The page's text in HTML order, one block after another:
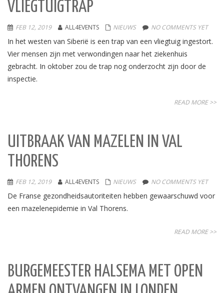
VLIEGTUIGTRAP
FEB 12, 2019 ALL4EVENTS NIEUWS NO COMMENTS YET
In het westen van Siberië is een trap van een vliegtuig ingestort.
Vier mensen zijn met verwondingen naar het ziekenhuis
gebracht. In oktober zou de trap nog onderzocht zijn door de
inspectie.
READ MORE >>
UITBRAAK VAN MAZELEN IN VAL
THORENS
FEB 12, 2019 ALL4EVENTS NIEUWS NO COMMENTS YET
De Franse gezondheidsautoriteiten hebben gewaarschuwd voor
een mazelenepidemie in Val Thorens.
READ MORE >>
BURGEMEESTER HALSEMA MET OPEN